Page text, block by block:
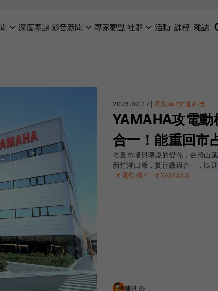
深度專題 影音新聞 專家觀點社群 活動 課程 雜誌
2023.02.17| 電動車/交通科技
YAMAHA攻電
合一！能重回市
考量市場與環境的變化，台灣山
新竹湖口廠，實行廠辦合一，以
＃電動機車 ＃YAMAHA
陳映璇